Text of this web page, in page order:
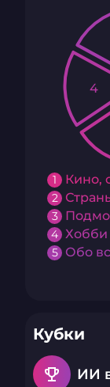
1 Кино,
2
3
4 Хобби
5 Обо
4
Кубки
emoji_events ИИ